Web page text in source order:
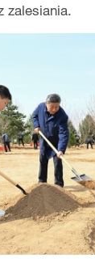
zalesiania.